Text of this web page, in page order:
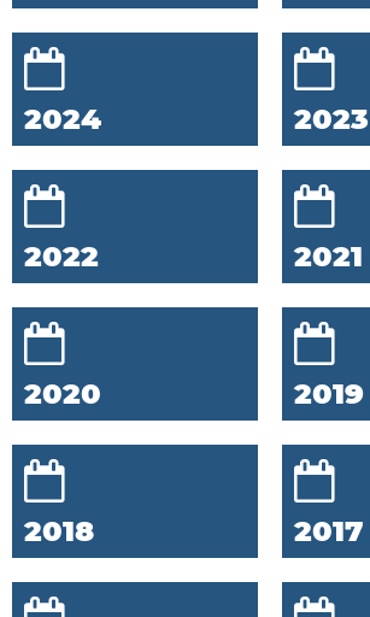
2024 2023
2022 2021
2020 2019
2018 2017